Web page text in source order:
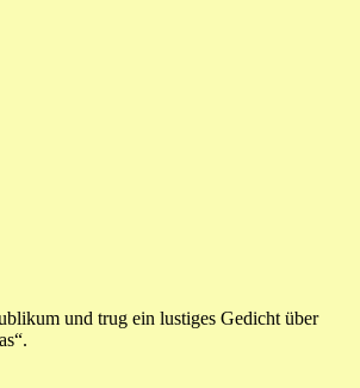
und trug ein lustiges Gedicht über